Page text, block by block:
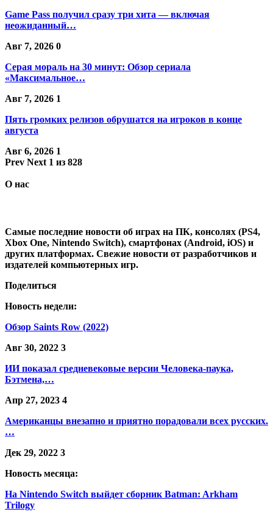
Game Pass получил сразу три хита — включая
неожиданный…
Авг 7, 2026 0
Серая мораль на 30 минут: Обзор сериала
«Максимальное…
Авг 7, 2026 1
Пять громких релизов обрушатся на игроков в конце
августа
Авг 6, 2026 1
Prev Next 1 из 828
О нас
Самые последние новости об играх на ПК, консолях (PS4,
Xbox One, Nintendo Switch), смартфонах (Android, iOS) и
других платформах. Свежие новости от разработчиков и
издателей компьютерных игр.
Поделиться
Новость недели:
Обзор Saints Row (2022)
Авг 30, 2022 3
ИИ показал средневековые версии Человека-паука,
Бэтмена,…
Апр 27, 2023 4
Американцы внезапно и приятно порадовали всех русских.
…
Дек 29, 2022 3
Новость месяца:
На Nintendo Switch выйдет сборник Batman: Arkham
Trilogy